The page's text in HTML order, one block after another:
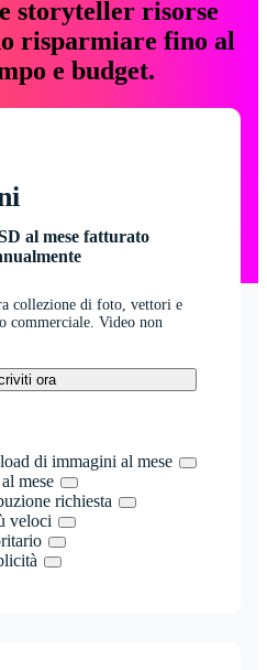
storyteller risorse
risparmiare fino al
e budget.
al mese fatturato
collezione di foto, vettori e
commerciale. Video non
ora
di immagini al mese
mese
richiesta
veloci